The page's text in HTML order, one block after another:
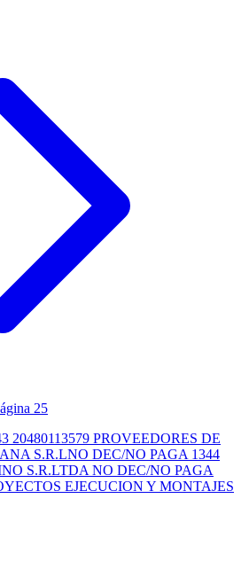
25
20480113579 PROVEEDORES DE
S.R.LNO DEC/NO PAGA 1344
S.R.LTDA NO DEC/NO PAGA
EJECUCION Y MONTAJES